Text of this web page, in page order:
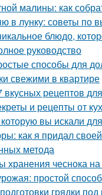
малины: как
в лунку: советы по
блюдо,
руководство
способы для
свежими в квартире
рецептов
и рецепты от
вы искали
как я придал
метода
чеснока
простой
грядки под